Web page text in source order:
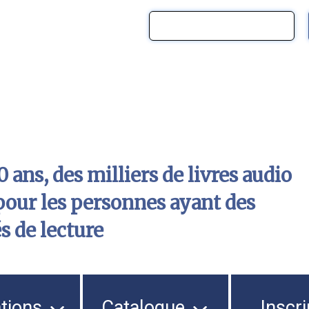
ans, des milliers de livres audio
les personnes ayant des
de lecture